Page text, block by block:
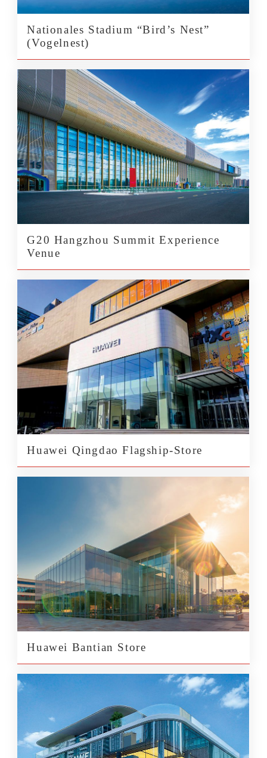
Nationales Stadium “Bird’s Nest”
(Vogelnest)
G20 Hangzhou Summit Experience
Venue
Huawei Qingdao Flagship-Store
Huawei Bantian Store